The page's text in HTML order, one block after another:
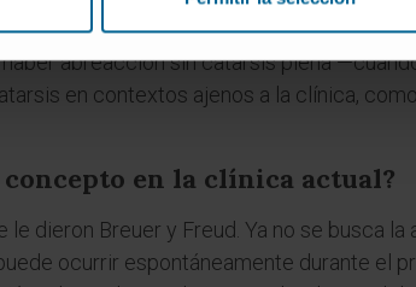
textos se usan como sinónimos. La
abreacción sin catarsis plena
en contextos ajenos a la clínica,
en la clínica actual?
le dieron Breuer y Freud. Ya no se busca
ocurrir espontáneamente durante el